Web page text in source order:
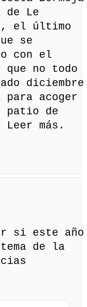
de Le
el último
se
con el
no todo
diciembre
acoger
patio de
más.
si este año
de la